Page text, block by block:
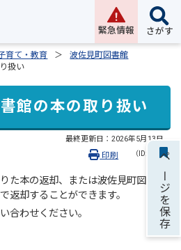
緊急情報 さがす
育て・教育
波佐見町図書館
扱い
館の本の取り扱い
最終更新日： 2026年5月13日
（ID:2384）
印刷
た本の返却、または波佐見町図書館
返却することができます。
わせください。
ページを保存